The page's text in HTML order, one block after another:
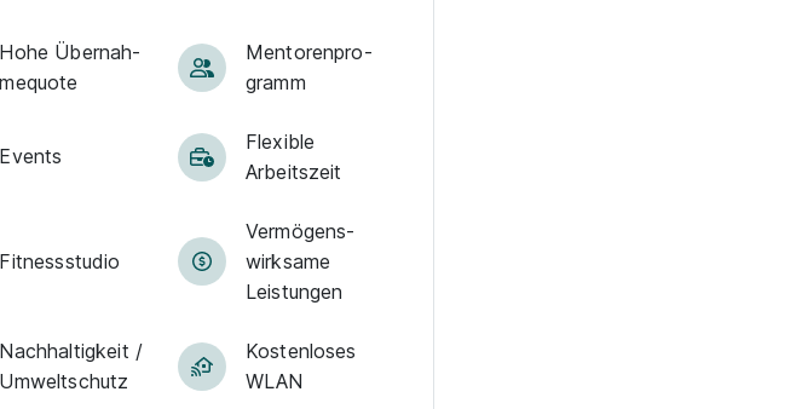
Hohe Über­nah­
me­quote
Men­to­ren­pro­
gramm
Events
Flexible
Arbeitszeit
Fit­ness­stu­dio
Vermögens­
wirksame
Leistungen
Nachhaltigkeit /
Umweltschutz
Kostenloses
WLAN